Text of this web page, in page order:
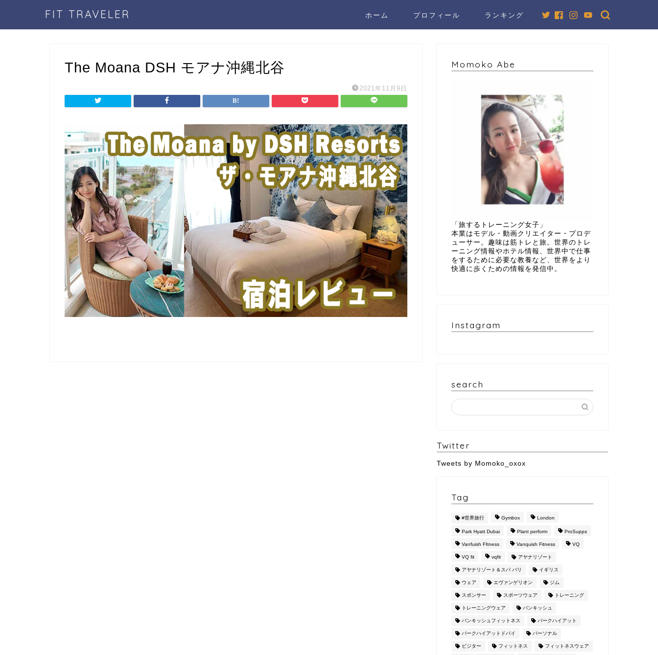
FIT TRAVELER ホーム プロフィール ランキング
The Moana DSH モアナ沖縄北谷
2021年11月9日
Momoko Abe
「旅するトレーニング女子」
本業はモデル・動画クリエイター・プロデ
ューサー。趣味は筋トレと旅。世界のトレ
ーニング情報やホテル情報、世界中で仕事
をするために必要な教養など、世界をより
快適に歩くための情報を発信中。
Instagram
search
Twitter
Tweets by Momoko_oxox
Tag
#世界旅行 Gymbox London
Park Hyatt Dubai Plant perform ProSupps
Vanfuish FItness Vanquish Fitness VQ
VQ fit vqfit アヤナリゾート
アヤナリゾート＆スパ バリ イギリス
ウェア エヴァンゲリオン ジム
スポンサー スポーツウェア トレーニング
トレーニングウェア バンキッシュ
バンキッシュフィットネス パークハイアット
パークハイアットドバイ パーソナル
ビジター フィットネス フィットネスウェア